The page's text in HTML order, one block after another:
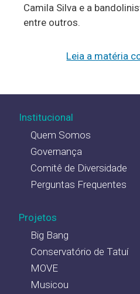
Camila Silva e a
entre outros.
Leia a matéria
Institucional
Quem Somos
Governança
Comitê de Diversidade
Perguntas Frequentes
Projetos
Big Bang
Conservatório de Tatuí
MOVE
Musicou